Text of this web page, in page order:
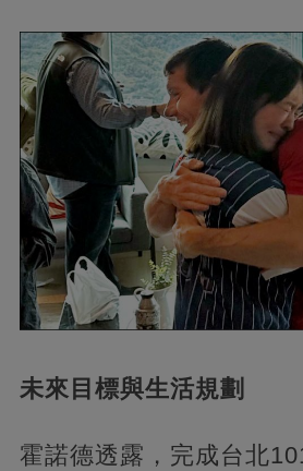
未來目標與生活規劃
霍諾德透露，完成台北